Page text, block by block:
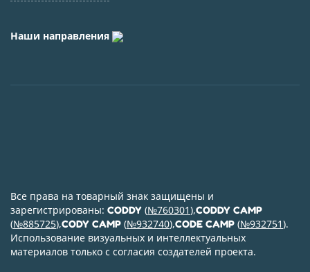
Наши направления
Все права на товарный знак защищены и
зарегистрированы: CODDY (№760301),CODDY CAMP
(№885725),CODY CAMP (№932740),CODE CAMP (№932751).
Использование визуальных и интеллектуальных
материалов только с согласия создателей проекта.